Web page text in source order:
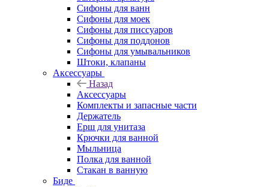
Сифоны для ванн
Сифоны для моек
Сифоны для писсуаров
Сифоны для поддонов
Сифоны для умывальников
Штоки, клапаны
Аксессуары
Назад
Аксессуары
Комплекты и запасные части
Держатель
Ерш для унитаза
Крючки для ванной
Мыльница
Полка для ванной
Стакан в ванную
Биде